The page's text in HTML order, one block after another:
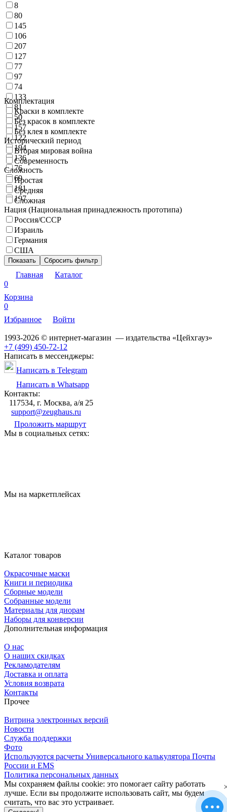
8
80
145
106
207
127
77
97
74
133
81
50
157
122
194
136
76
69
181
197
Комплектация
Краски в комплекте
Без красок в комплекте
Без клея в комплекте
Исторический период
Вторая мировая война
Современность
Сложность
Простая
Средняя
Сложная
Нация (Национальная принадлежность прототипа)
Россия/СССР
Израиль
Германия
США
Показать Сбросить фильтр
Главная
Каталог
0
Корзина
0
Избранное
Войти
1993-2026 © интернет-магазин — издательства «Цейхгауз»
+7 (499) 450-72-12
Написать в мессенджеры:
Написать в Telegram
Написать в Whatsapp
Контакты:
117534, г. Москва, а/я 25
support@zeughaus.ru
Проложить маршрут
Мы в социальных сетях:
Мы на маркетплейсах
Каталог товаров
Окрасочные маски
Книги и периодика
Сборные модели
Собранные модели
Материалы для диорам
Наборы для конверсии
Дополнительная информация
О нас
О наших скидках
Рекламодателям
Доставка и оплата
Условия возврата
Контакты
Прочее
Витрина электронных версий
Новости
Служба поддержки
Фото
Используются расчеты Универсального калькулятора Почты
России и EMS
Политика персональных данных
Мы сохраняем файлы cookie: это помогает сайту работать
лучше. Если вы продолжите использовать сайт, мы будем
считать, что вас это устраивает.